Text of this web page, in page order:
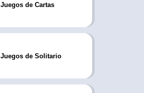
Juegos de Cartas
Juegos de Solitario